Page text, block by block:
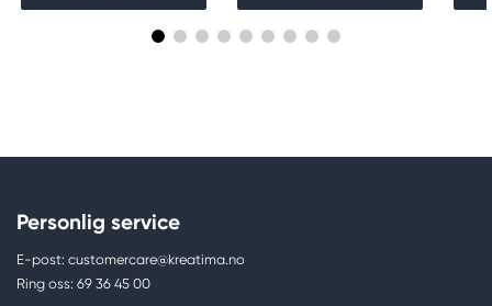
Personlig service
E-post: customercare@kreatima.no
Ring oss: 69 36 45 00